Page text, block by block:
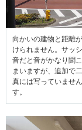
向かいの建物と距離
けられません。サッ
音だと音がかなり聞
まいますが、追加で
真には写っていませ
す。